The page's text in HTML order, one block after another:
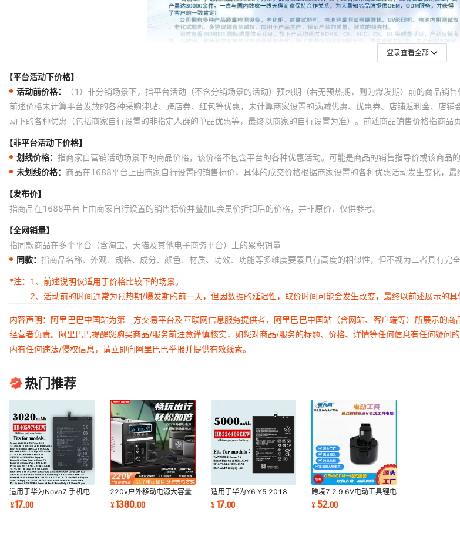
登录查看全部
【平台活动下价格】
活动前价格：
（1）非分销场景下，指平台活动（不含分销场景的活动）预热期（若无预热期，则为爆发期）前的商品
前述价格未计算平台发放的各种采购津贴、跨店券、红包等优惠，未计算商家设置的满减优惠、优惠券、店铺返利金、店
动下的各种优惠（包括商家自行设置的非指定人群的单品优惠等，最终以商家的自行设置为准）。前述商品销售价格指商品
【非平台活动下价格】
划线价格： 指商家自营销活动场景下的商品价格，该价格不包含平台的各种优惠活动。可能是商品的销售指导价或该商品
未划线价格： 商品在1688平台上由商家自行设置的销售标价，具体的成交价格根据商家设置的各种优惠活动发生变化，最
【发布价】
指商品在1688平台上由商家自行设置的销售标价并叠加L会员价折扣后的价格，并非原价，仅供参考。
【全网销量】
指同款商品在多个平台（含淘宝、天猫及其他电子商务平台）上的累积销量
同款： 指商品名称、外观、规格、成分、颜色、材质、功效、功能等多维度要素具有高度的相似性，但不视为二者具有完
*注：
1、前述说明仅适用于价格比较下的场景。
2、活动前的时间通常为预热期/爆发期的前一天，但因数据的延迟性，取价时间可能会发生改变，最终以前述展示的具
内容声明：阿里巴巴中国站为第三方交易平台及互联网信息服务提供者，阿里巴巴中国站（含网站、客户端等）所展示的
经营者负责。阿里巴巴提醒您购买商品/服务前注意谨慎核实，如您对商品/服务的标题、价格、详情等任何信息有任何疑
内有任何违法/侵权信息，请立即向阿里巴巴举报并提供有效线索。
热门推荐
适用于华为Nova7 手机电
池Y6 Y5 荣耀
HB405979ECW全新耐用
¥17.00
220v户外移动电源大容量
便携自驾游露营摆摊停电应
急储能电源
¥1380.00
适用于华为Y6 Y5 2018
Enjoy 6s 9e 8e Youth手机
HB405979ECW电池
¥17.00
跨境7.2 9.6V电动工具锂电
池兼容得伟
DE9057DE9036DW9057
¥52.00